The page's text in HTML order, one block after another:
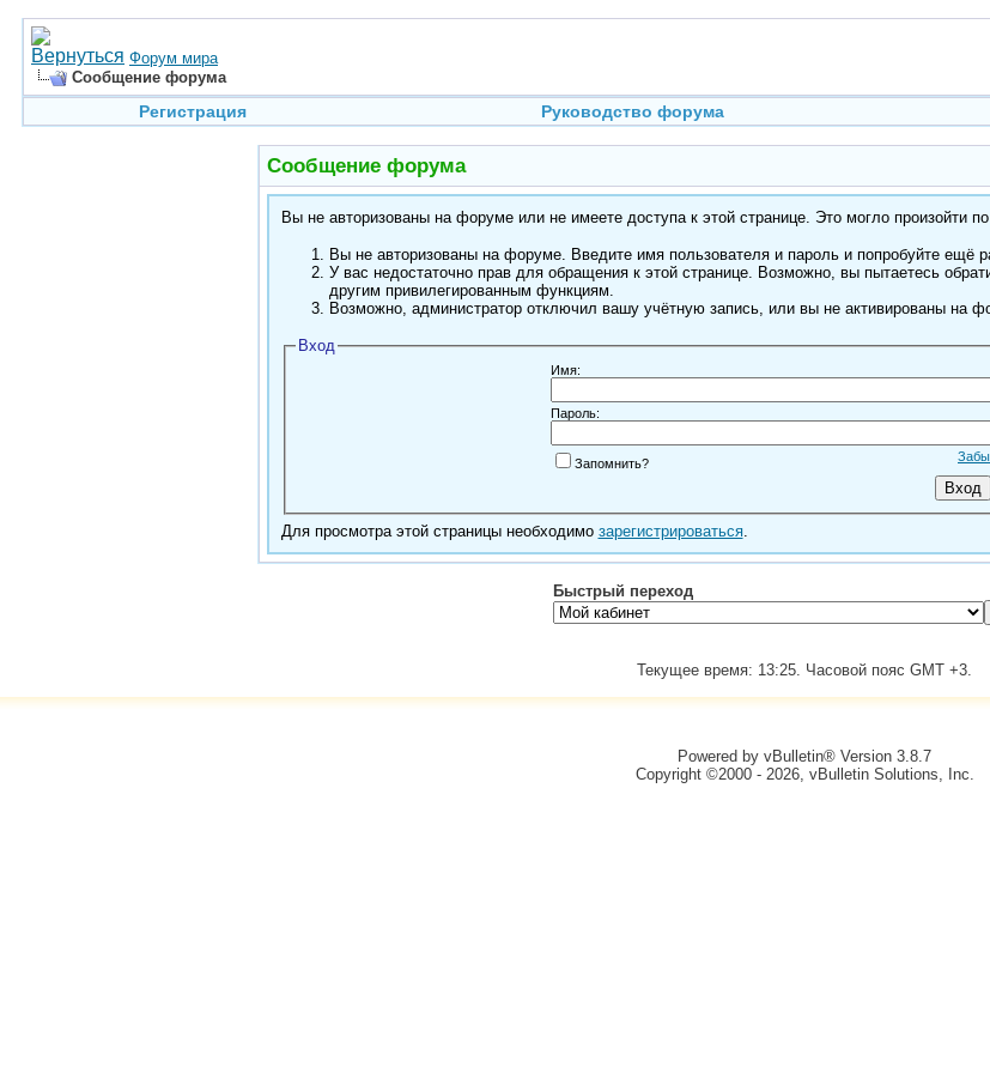
Форум мира
Сообщение форума
Регистрация Руководство форума
Сообщение форума
Вы не авторизованы на форуме или не имеете доступа к этой странице. Это могло произойти
Вы не авторизованы на форуме. Введите имя пользователя и пароль и попробуйте ещё
У вас недостаточно прав для обращения к этой странице. Возможно, вы пытаетесь
другим привилегированным функциям.
Возможно, администратор отключил вашу учётную запись, или вы не активированы на
Вход
Имя:
Пароль:
Запомнить?
Для просмотра этой страницы необходимо зарегистрироваться.
Быстрый переход
Текущее время: 13:25. Часовой пояс GMT +3.
Powered by vBulletin® Version 3.8.7
Copyright ©2000 - 2026, vBulletin Solutions, Inc.